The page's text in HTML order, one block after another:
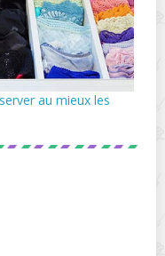
au mieux les